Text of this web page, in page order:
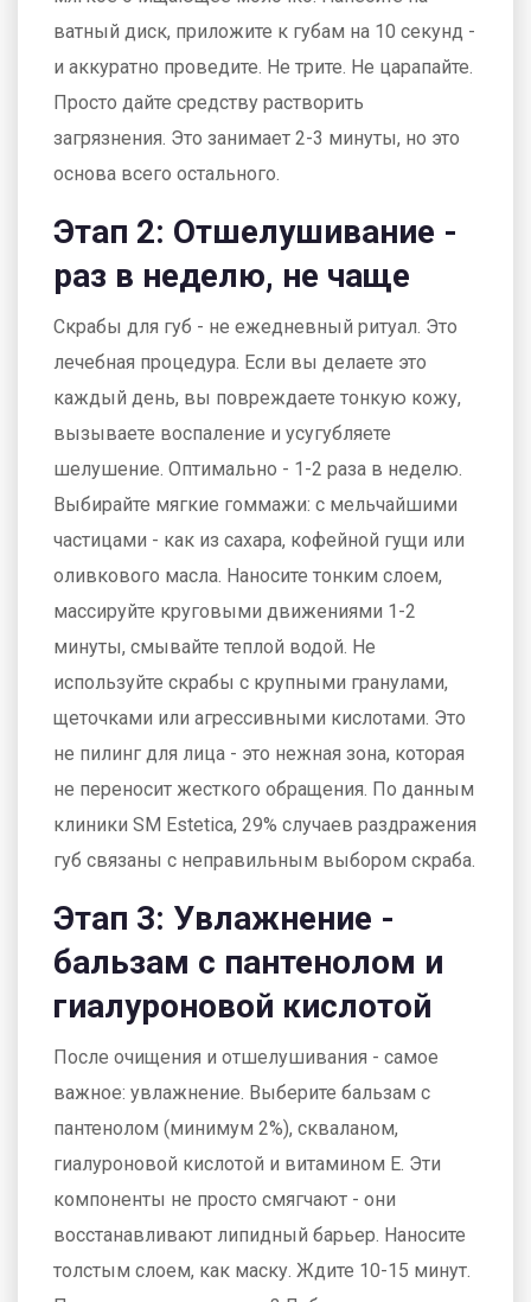
ватный диск, приложите к губам на 10 секунд -
и аккуратно проведите. Не трите. Не царапайте.
Просто дайте средству растворить
загрязнения. Это занимает 2-3 минуты, но это
основа всего остального.
Этап 2: Отшелушивание -
раз в неделю, не чаще
Скрабы для губ - не ежедневный ритуал. Это
лечебная процедура. Если вы делаете это
каждый день, вы повреждаете тонкую кожу,
вызываете воспаление и усугубляете
шелушение. Оптимально - 1-2 раза в неделю.
Выбирайте мягкие гоммажи: с мельчайшими
частицами - как из сахара, кофейной гущи или
оливкового масла. Наносите тонким слоем,
массируйте круговыми движениями 1-2
минуты, смывайте теплой водой. Не
используйте скрабы с крупными гранулами,
щеточками или агрессивными кислотами. Это
не пилинг для лица - это нежная зона, которая
не переносит жесткого обращения. По данным
клиники SM Estetica, 29% случаев раздражения
губ связаны с неправильным выбором скраба.
Этап 3: Увлажнение -
бальзам с пантенолом и
гиалуроновой кислотой
После очищения и отшелушивания - самое
важное: увлажнение. Выберите бальзам с
пантенолом (минимум 2%), скваланом,
гиалуроновой кислотой и витамином Е. Эти
компоненты не просто смягчают - они
восстанавливают липидный барьер. Наносите
толстым слоем, как маску. Ждите 10-15 минут.